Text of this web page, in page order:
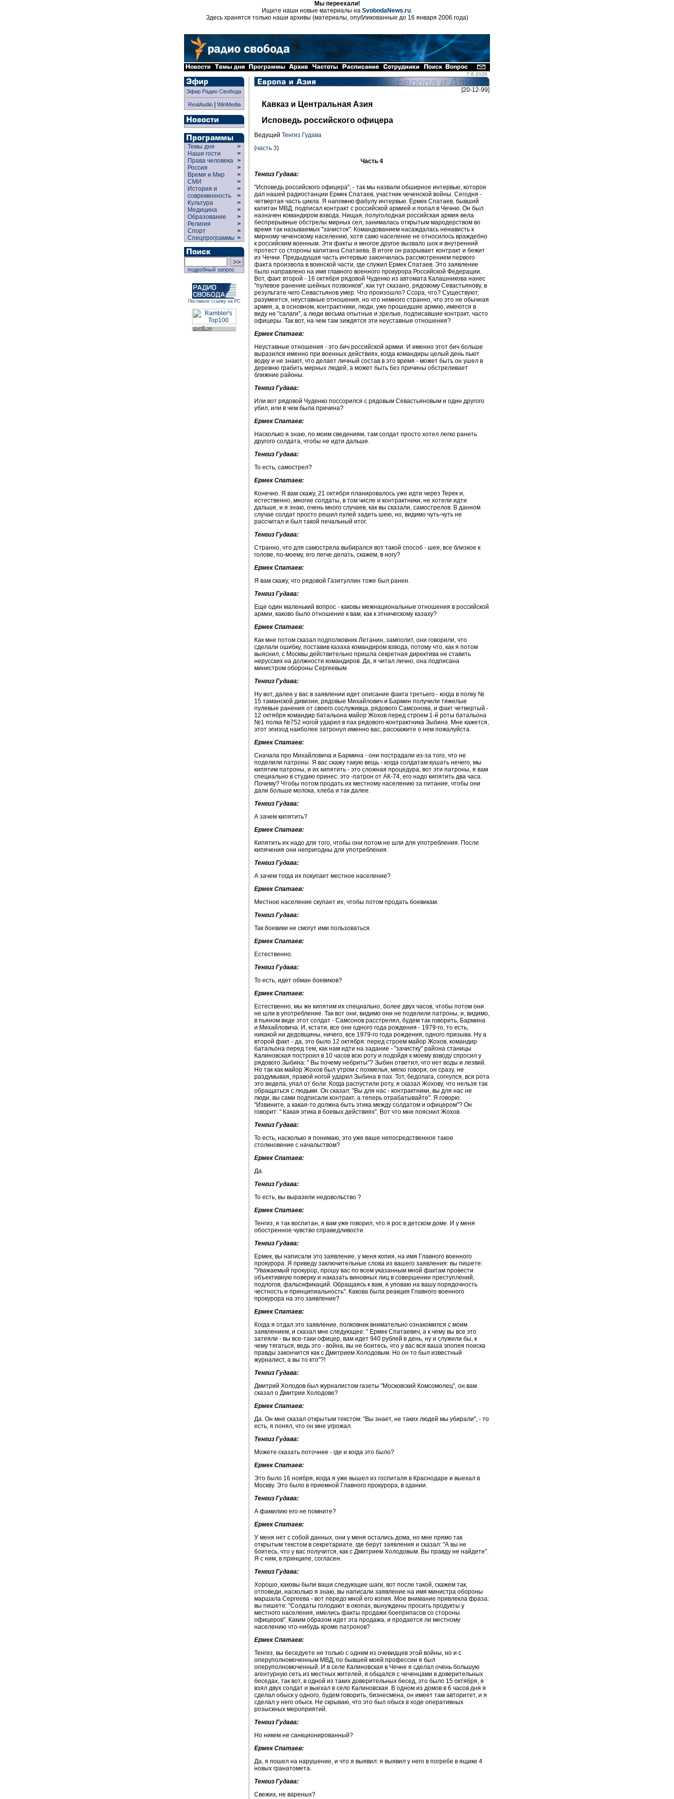
Мы переехали!
Ищите наши новые материалы на SvobodaNews.ru.
Здесь хранятся только наши архивы (материалы, опубликованные до 16 января 2006 года)
7.8.2026
Эфир Радио Свобода
RealAudio| WinMedia
Темы дня
>
Наши гости
>
Права человека >
Россия
>
Время и Мир
>
СМИ
>
История и
современность
>
>
Культура
>
Медицина
>
Образование
>
Религия
>
Спорт
>
Спецпрограммы >
подробный запрос
Поставьте ссылку на РС
[20-12-99]
Кавказ и Центральная Азия
Исповедь российского офицера
Ведущий Тенгиз Гудава
(часть 3)
Часть 4
Тенгиз Гудава:
"Исповедь российского офицера", - так мы назвали обширное интервью, которое
дал нашей радиостанции Ермек Спатаев, участник чеченской войны. Сегодня -
четвертая часть цикла. Я напомню фабулу интервью. Ермек Спатаев, бывший
капитан МВД, подписал контракт с российской армией и попал в Чечню. Он был
назначен командиром взвода. Нищая, полуголодная российская армия вела
беспрерывные обстрелы мирных сел, занималась открытым мародерством во
время так называемых "зачисток". Командованием насаждалась ненависть к
мирному чеченскому населению, хотя само население не относилось враждебно
к российским военным. Эти факты и многое другое вызвало шок и внутренний
протест со стороны капитана Спатаева. В итоге он разрывает контракт и бежит
из Чечни. Предыдущая часть интервью закончилась рассмотрением первого
факта произвола в воинской части, где служил Ермек Спатаев. Это заявление
было направлено на имя главного военного прокурора Российской Федерации.
Вот, факт второй - 16 октября рядовой Чуденко из автомата Калашникова нанес
"пулевое ранение шейных позвонков", как тут сказано, рядовому Севастьянову, в
результате чего Севастьянов умер. Что произошло? Ссора, что? Существуют,
разумеется, неуставные отношения, но что немного странно, что это не обычная
армия, а, в основном, контрактники, люди, уже прошедшие армию, имеются в
виду не "салаги", а люди весьма опытные и зрелые, подписавшие контракт, часто
офицеры. Так вот, на чем там зиждятся эти неуставные отношения?
Ермек Спатаев:
Неуставные отношения - это бич российской армии. И именно этот бич больше
выразился именно при военных действиях, когда командиры целый день пьют
водку и не знают, что делает личный состав в это время - может быть он ушел в
деревню грабить мирных людей, а может быть без причины обстреливает
ближние районы.
Тенгиз Гудава:
Или вот рядовой Чуденко поссорился с рядовым Севастьяновым и один другого
убил, или в чем была причина?
Ермек Спатаев:
Насколько я знаю, по моим сведениям, там солдат просто хотел легко ранить
другого солдата, чтобы не идти дальше.
Тенгиз Гудава:
То есть, самострел?
Ермек Спатаев:
Конечно. Я вам скажу, 21 октября планировалось уже идти через Терек и,
естественно, многие солдаты, в том числе и контрактники, не хотели идти
дальше, и я знаю, очень много случаев, как вы сказали, самострелов. В данном
случае солдат просто решил пулей задеть шею, но, видимо чуть-чуть не
рассчитал и был такой печальный итог.
Тенгиз Гудава:
Странно, что для самострела выбирался вот такой способ - шея, все близкое к
голове, по-моему, его легче делать, скажем, в ногу?
Ермек Спатаев:
Я вам скажу, что рядовой Газитуллин тоже был ранен.
Тенгиз Гудава:
Еще один маленький вопрос - каковы межнациональные отношения в российской
армии, каково было отношение к вам, как к этническому казаху?
Ермек Спатаев:
Как мне потом сказал подполковник Летанин, замполит, они говорили, что
сделали ошибку, поставив казаха командиром взвода, потому что, как я потом
выяснил, с Москвы действительно пришла секретная директива не ставить
нерусских на должности командиров. Да, я читал лично, она подписана
министром обороны Сергеевым.
Тенгиз Гудава:
Ну вот, далее у вас в заявлении идет описание факта третьего - когда в полку №
15 таманской дивизии, рядовые Михайлович и Бармин получили тяжелые
пулевые ранения от своего сослуживца, рядового Самсонова, и факт четвертый -
12 октября командир батальона майор Жохов перед строем 1-й роты батальона
№1 полка №752 ногой ударил в пах рядового-контрактника Зыбина. Мне кажется,
этот эпизод наиболее затронул именно вас, расскажите о нем пожалуйста.
Ермек Спатаев:
Сначала про Михайловича и Бармина - они пострадали из-за того, что не
поделили патроны. Я вас скажу такую вещь - когда солдатам кушать нечего, мы
кипятим патроны, и их кипятить - это сложная процедура, вот эти патроны, я вам
специально в студию принес: это -патрон от АК-74, его надо кипятить два часа.
Почему? Чтобы потом продать их местному населению за питание, чтобы они
дали больше молока, хлеба и так далее.
Тенгиз Гудава:
А зачем кипятить?
Ермек Спатаев:
Кипятить их надо для того, чтобы они потом не шли для употребления. После
кипячения они непригодны для употребления.
Тенгиз Гудава:
А зачем тогда их покупает местное население?
Ермек Спатаев:
Местное население скупает их, чтобы потом продать боевикам.
Тенгиз Гудава:
Так боевики не смогут ими пользоваться.
Ермек Спатаев:
Естественно.
Тенгиз Гудава:
То есть, идет обман боевиков?
Ермек Спатаев:
Естественно, мы же кипятим их специально, более двух часов, чтобы потом они
не шли в употребление. Так вот они, видимо они не поделили патроны, и, видимо,
в пьяном виде этот солдат - Самсонов расстрелял, будем так говорить, Бармина
и Михайловича. И, кстати, все они одного года рождения - 1979-го, то есть,
никакой ни дедовщины, ничего, все 1979-го года рождения, одного призыва. Ну а
второй факт - да, это было 12 октября: перед строем майор Жохов, командир
батальона перед тем, как нам идти на задание - "зачистку" района станицы
Калиновская построил в 10 часов всю роту и подойдя к моему взводу спросил у
рядового Зыбина: " Вы почему небриты"? Зыбин ответил, что нет воды и лезвий.
Но так как майор Жохов был утром с похмелья, мягко говоря, он сразу, не
раздумывая, правой ногой ударил Зыбина в пах. Тот, бедолага, согнулся, вся рота
это видела, упал от боли. Когда распустили роту, я сказал Жохову, что нельзя так
обращаться с людьми. Он сказал: "Вы для нас - контрактники, вы для нас не
люди, вы сами подписали контракт, а теперь отрабатывайте". Я говорю:
"Извините, а какая-то должна быть этика между солдатом и офицером"? Он
говорит: " Какая этика в боевых действиях". Вот что мне пояснил Жохов.
Тенгиз Гудава:
То есть, насколько я понимаю, это уже ваше непосредственное такое
столкновение с начальством?
Ермек Спатаев:
Да.
Тенгиз Гудава:
То есть, вы выразили недовольство ?
Ермек Спатаев:
Тенгиз, я так воспитан, я вам уже говорил, что я рос в детском доме. И у меня
обостренное чувство справедливости.
Тенгиз Гудава:
Ермек, вы написали это заявление, у меня копия, на имя Главного военного
прокурора. Я приведу заключительные слова из вашего заявления: вы пишете:
"Уважаемый прокурор, прошу вас по всем указанным мной фактам провести
объективную поверку и наказать виновных лиц в совершении преступлений,
подлогов, фальсификаций. Обращаясь к вам, я уповаю на вашу порядочность
честность и принципиальность". Какова была реакция Главного военного
прокурора на это заявление?
Ермек Спатаев:
Когда я отдал это заявление, полковник внимательно ознакомился с моим
заявлением, и сказал мне следующее: " Ермек Спатаевич, а к чему вы все это
затеяли - вы все-таки офицер, вам идет 940 рублей в день, ну и служили бы, к
чему тягаться, ведь это - война, вы не боитесь, что у вас вся ваша эпопея поиска
правды закончится как с Дмитрием Холодовым. Но он то был известный
журналист, а вы то кто"?!
Тенгиз Гудава:
Дмитрий Холодов был журналистом газеты "Московский Комсомолец", он вам
сказал о Дмитрии Холодове?
Ермек Спатаев:
Да. Он мне сказал открытым текстом: "Вы знает, не таких людей мы убирали", - то
есть, я понял, что он мне угрожал.
Тенгиз Гудава:
Можете сказать поточнее - где и когда это было?
Ермек Спатаев:
Это было 16 ноября, когда я уже вышел из госпиталя в Краснодаре и выехал в
Москву. Это было в приемной Главного прокурора, в здании.
Тенгиз Гудава:
А фамилию его не помните?
Ермек Спатаев:
У меня нет с собой данных, они у меня остались дома, но мне прямо так
открытым текстом в секретариате, где берут заявления и сказал: "А вы не
боитесь, что у вас получится, как с Дмитрием Холодовым. Вы правду не найдете".
Я с ним, в принципе, согласен.
Тенгиз Гудава:
Хорошо, каковы были ваши следующие шаги, вот после такой, скажем так,
отповеди, насколько я знаю, вы написали заявление на имя министра обороны
маршала Сергеева - вот передо мной его копия. Мое внимание привлекла фраза:
вы пишете: "Солдаты голодают в окопах, вынуждены просить продукты у
местного населения, имелись факты продажи боеприпасов со стороны
офицеров". Каким образом идет эта продажа, и продается ли местному
населению что-нибудь кроме патронов?
Ермек Спатаев:
Тенгиз, вы беседуете не только с одним из очевидцев этой войны, но и с
оперуполномоченным МВД, по бывшей моей профессии я был
оперуполномоченный. И в селе Калиновская в Чечне я сделал очень большую
агентурную сеть из местных жителей, я общался с чеченцами в доверительных
беседах, так вот, в одной из таких доверительных бесед, это было 15 октября, я
взял двух солдат и выехал в село Калиновская. В одном из домов в 6 часов дня я
сделал обыск у одного, будем говорить, бизнесмена, он имеет там авторитет, и я
сделал у него обыск. Не скрываю, что это был обыск в ходе оперативных
розыскных мероприятий.
Тенгиз Гудава:
Но никем не санкционированный?
Ермек Спатаев:
Да, я пошел на нарушение, и что я выявил: я выявил у него в погребе в ящике 4
новых гранатомета.
Тенгиз Гудава:
Свежих, не вареных?